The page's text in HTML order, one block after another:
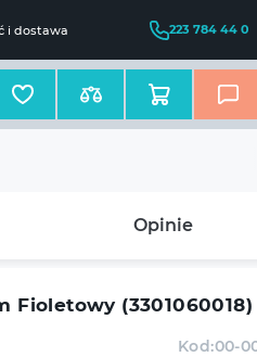
i dostawa 223 784 44 0
Opinie
Fioletowy (3301060018)
Kod:00-